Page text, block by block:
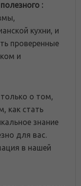
:
кухни, и
проверенные
и
о том,
как стать
знание
для вас.
в нашей